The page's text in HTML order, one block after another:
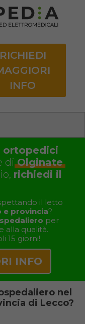
RICHIEDI
INFO
diOlginate
richiedi il
il letto
e provincia?
per
alla qualità.
15 giorni!
INFO
nel
di Lecco?